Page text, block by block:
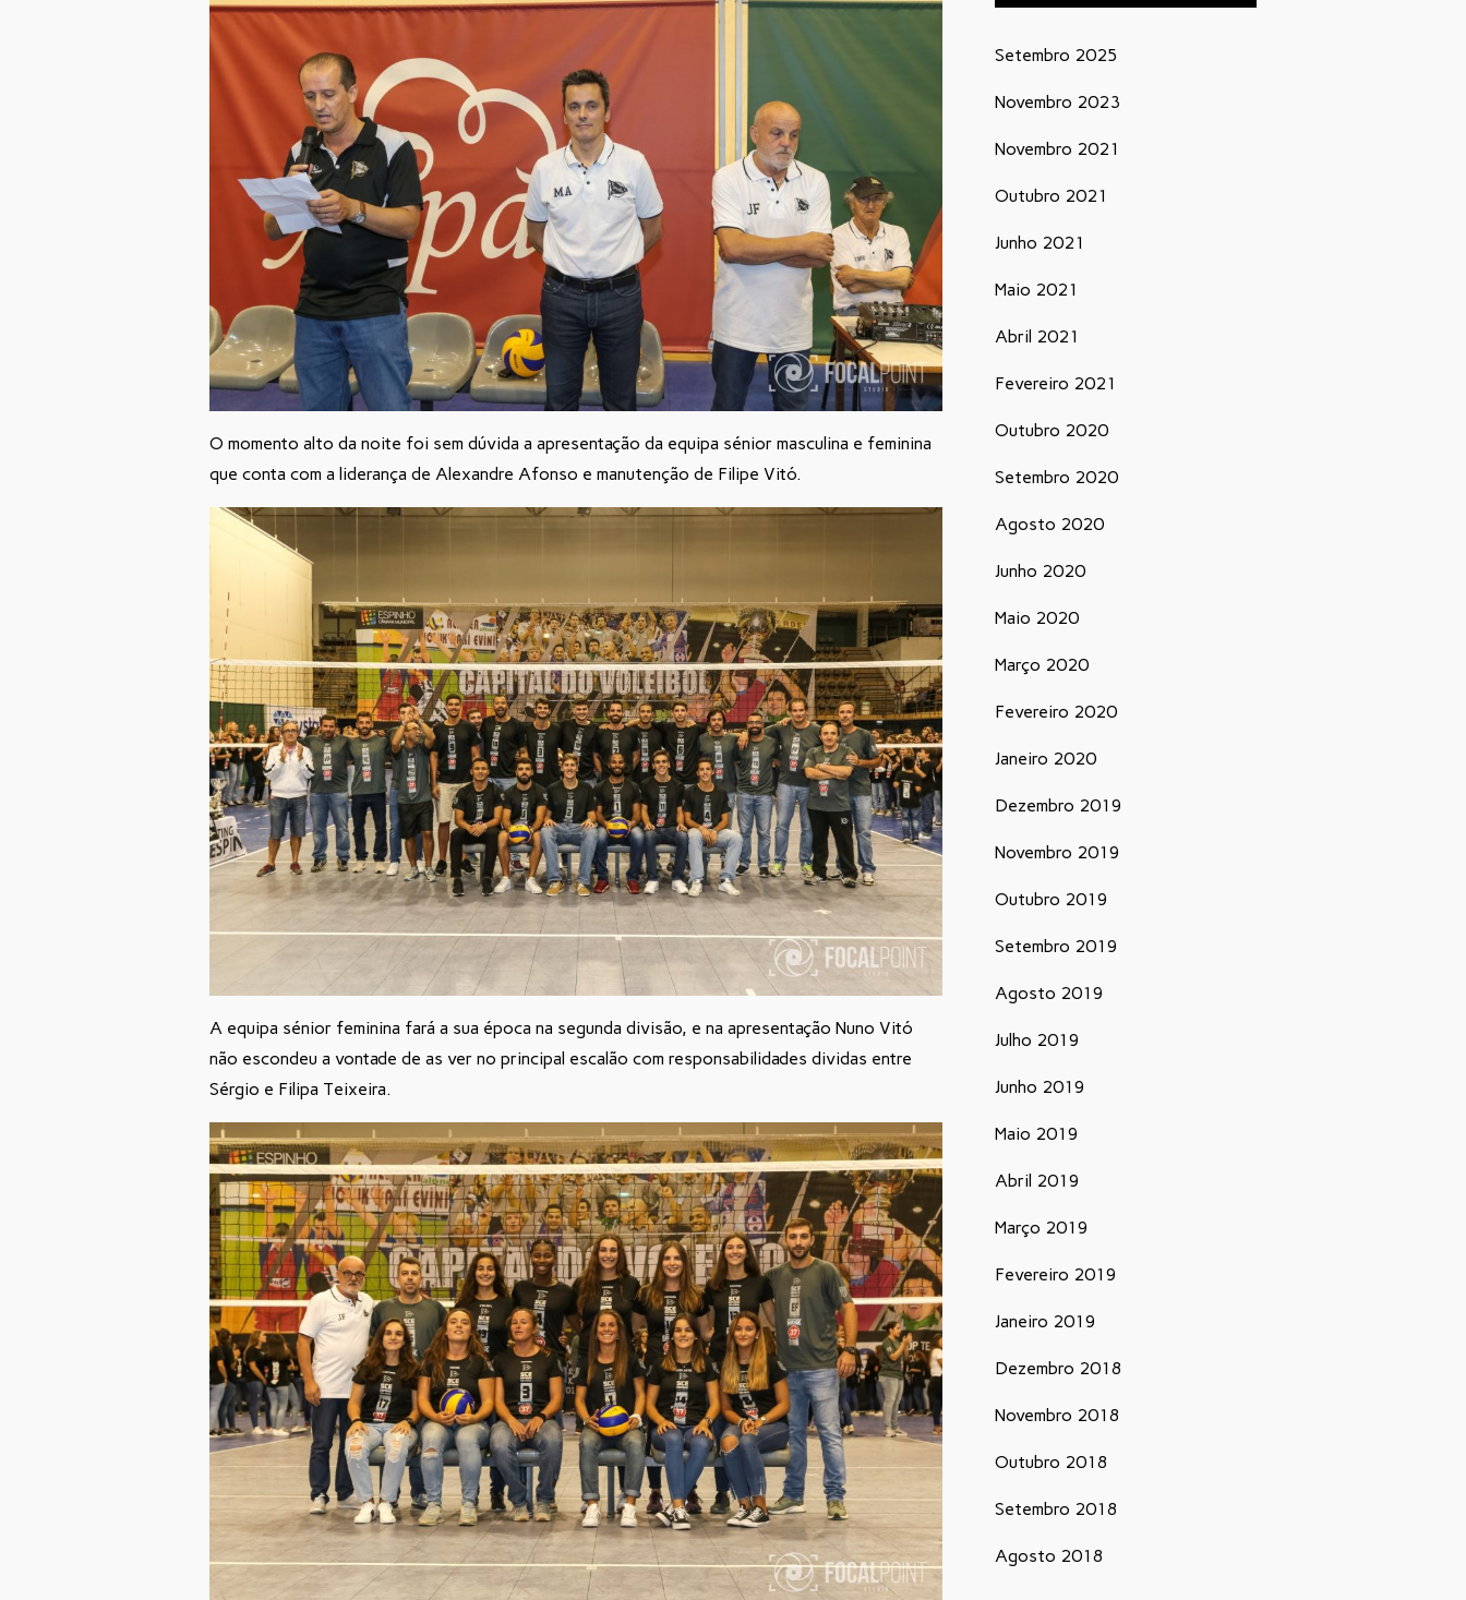
O momento alto da noite foi sem dúvida a apresentação da equipa sénior masculina e feminina
que conta com a liderança de Alexandre Afonso e manutenção de Filipe Vitó.
A equipa sénior feminina fará a sua época na segunda divisão, e na apresentação Nuno Vitó
não escondeu a vontade de as ver no principal escalão com responsabilidades dividas entre
Sérgio e Filipa Teixeira.
Setembro 2025
Novembro 2023
Novembro 2021
Outubro 2021
Junho 2021
Maio 2021
Abril 2021
Fevereiro 2021
Outubro 2020
Setembro 2020
Agosto 2020
Junho 2020
Maio 2020
Março 2020
Fevereiro 2020
Janeiro 2020
Dezembro 2019
Novembro 2019
Outubro 2019
Setembro 2019
Agosto 2019
Julho 2019
Junho 2019
Maio 2019
Abril 2019
Março 2019
Fevereiro 2019
Janeiro 2019
Dezembro 2018
Novembro 2018
Outubro 2018
Setembro 2018
Agosto 2018